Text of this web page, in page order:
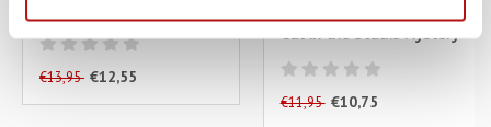
€13,95 €12,55
€11,95 €10,75